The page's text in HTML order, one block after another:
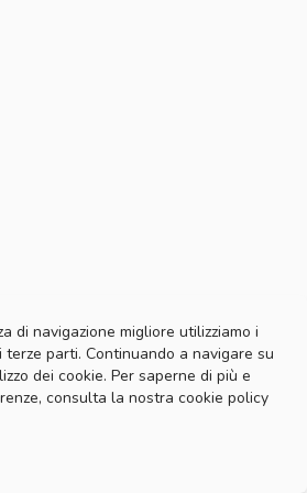
di navigazione migliore utilizziamo i
parti. Continuando a navigare su
dei cookie. Per saperne di più e
consulta la nostra cookie policy